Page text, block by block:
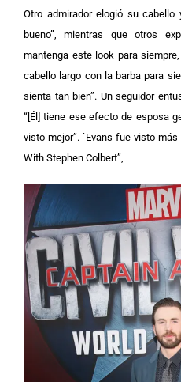
Otro admirador elogió su
bueno”, mientras que otros
mantenga este look para
cabello largo con la barba para
sienta tan bien”. Un seguidor
“[Él] tiene ese efecto de esposa
visto mejor”. `Evans fue visto más
With Stephen Colbert”,